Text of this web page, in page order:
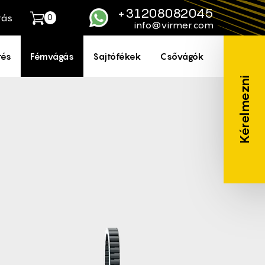
0 WhatsApp
+31208082045
info@virmer.com
Fémvágás Sajtófékek Csővágók
Kérelmezni